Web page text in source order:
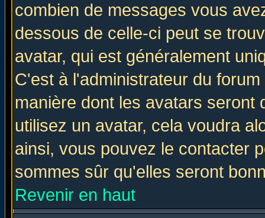
combien de messages vous
dessous de celle-ci peut se
avatar, qui est généralement
C'est à l'administrateur du
manière dont les avatars seront
utilisez un avatar, cela voudra
ainsi, vous pouvez le contacter
sommes sûr qu'elles seront
Revenir en haut